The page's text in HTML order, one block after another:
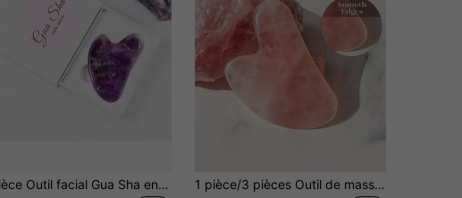
1 pièce Outil facial Gua Sha en améthyste, pierre de jade naturelle Guasha, bâtons de massage manuel pour sculpter la mâchoire et réduire le gonflement, outil de massage par grattage, produit de soins de la peau, beauté, produits de soins de la peau, spa, soins personnels, outils de soins de la peau, soins du visage, fournitures d'esthéticienne, massage, outil de massage du visage, rouleau facial 1 pièce/3 pièces Outil de massage en forme de cœur - Plaque de Gua Sha en quartz rose lisse, pour détendre le visage et le corps, outil de massage du visage, plaque de Gua Sha en résine